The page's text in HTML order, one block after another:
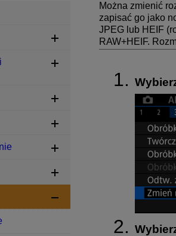
Można zmienić
zapisać go jako
JPEG lub HEIF
RAW+HEIF.